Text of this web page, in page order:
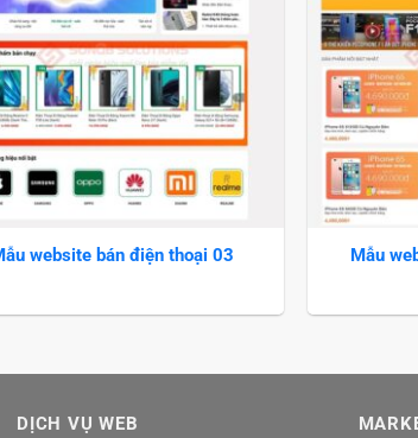
website bán điện thoại 03 Mẫu
DỊCH VỤ WEB